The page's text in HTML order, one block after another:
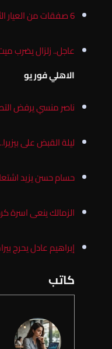
6 صفقات من العيار الثقيل في الأهلي.. شاهد التفاصيل
عاجل.. زلزال يضرب
الاهلي فور يو
ناصر منسي يرفض
ليلة القبض على
حسام حسن يزيد
الزمالك ينعى اسرة
إبراهيم عادل يحرج بيراميدز بـ3 تصريحات..
كاتب